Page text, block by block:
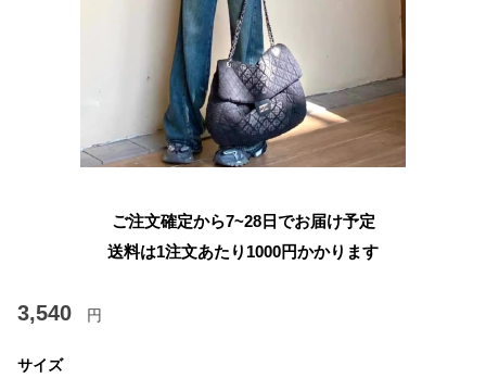
ご注文確定から7~28日でお届け予定
送料は1注文あたり 1000円かかります
3,540 円
サイズ